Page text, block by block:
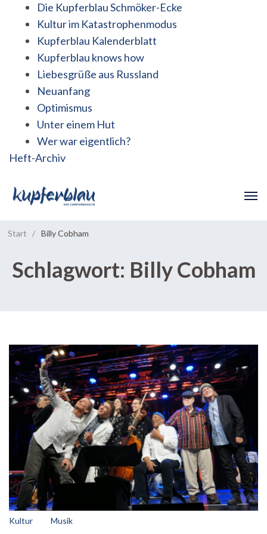
Die Kupferblau Schmöker-Ecke
Kultur im Katastrophenmodus
Kupferblau Kalenderblatt
Kupferblau knows how
Liebesgrüße aus Russland
Neuanfang
Optimismus
Unter einem Hut
Wer war eigentlich?
Heft-Archiv
Start / Billy Cobham
Schlagwort: Billy Cobham
Kultur Musik